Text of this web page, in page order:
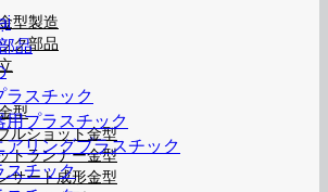
型製造
ク部品
型
ルショット金型
トランナー金型
サート成形金型
品
ラスチック
用プラスチック
アリングプラスチック
スチック